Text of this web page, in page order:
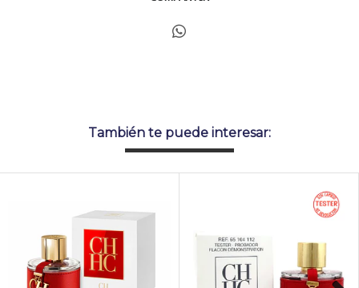
También te puede interesar: